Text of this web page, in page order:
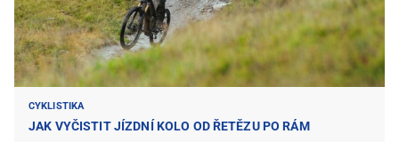
CYKLISTIKA
JAK VYČISTIT JÍZDNÍ KOLO OD ŘETĚZU PO RÁM